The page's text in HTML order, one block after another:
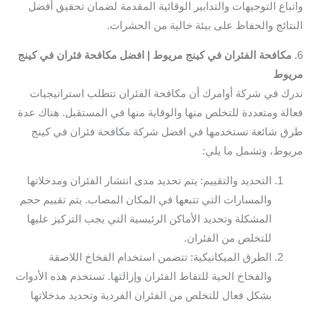
واتباع التوجيهات والتدابير الوقائية المقدمة لضمان تحقيق أفضل
النتائج والحفاظ على بيئة خالية من الحشرات.
6. مكافحة الفئران في كينج مريوط | افضل مكافحة فئران في كينج
مريوط
ندرك في شركة أوامرك أن مكافحة الفئران تتطلب استراتيجيات
فعالة ومتعددة للتخلص منها والوقاية منها في المستقبل. هناك عدة
طرق شائعة نستخدمها في افضل شركة مكافحة فئران في كينج
مريوط، وتشمل ما يلي:
التحديد والتقييم: يتم تحديد مدى انتشار الفئران ومدخلاتها
والمسارات التي تتبعها في المكان المصاب. يتم تقييم حجم
المشكلة وتحديد الأماكن الرئيسية التي يجب التركيز عليها
للتخلص من الفئران.
الطرق الميكانيكية: تتضمن استخدام الفخاخ اللاصقة
والفخاخ الحية للتقاط الفئران وإزالتها. تستخدم هذه الأدوات
بشكل فعال للتخلص من الفئران الفردية وتحديد مدخلاتها